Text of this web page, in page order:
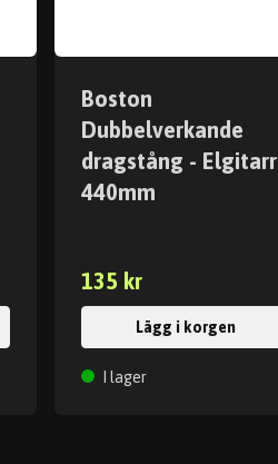
Boston
Dubbelverkande
dragstång - Elgitarr
440mm
135 kr
Lägg i korgen
I lager